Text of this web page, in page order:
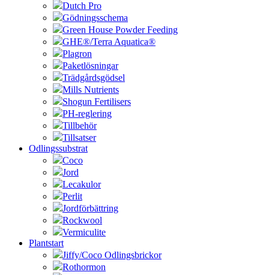
Dutch Pro
Gödningsschema
Green House Powder Feeding
GHE®/Terra Aquatica®
Plagron
Paketlösningar
Trädgårdsgödsel
Mills Nutrients
Shogun Fertilisers
PH-reglering
Tillbehör
Tillsatser
Odlingssubstrat
Coco
Jord
Lecakulor
Perlit
Jordförbättring
Rockwool
Vermiculite
Plantstart
Jiffy/Coco Odlingsbrickor
Rothormon